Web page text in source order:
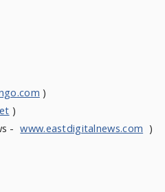
)
)
-www.eastdigitalnews.com )